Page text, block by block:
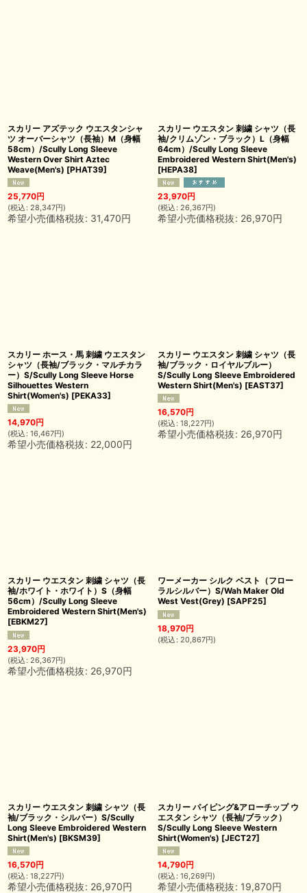
スカリー アズテック ウエスタンシャ
ツ オーバーシャツ（長袖）M（身幅
58cm）/Scully Long Sleeve
Western Over Shirt Aztec
Weave(Men's) [PHAT39]
25,770円
(税込 : 28,347円)
希望小売価格税抜: 31,470円
スカリー ウエスタン 刺繍 シャツ（長
袖/クリムゾン・ブラック）L（身幅
64cm）/Scully Long Sleeve
Embroidered Western Shirt(Men's)
[HEPA38]
23,970円
(税込 : 26,367円)
希望小売価格税抜: 26,970円
スカリー ホース・馬 刺繍 ウエスタン
シャツ（長袖/ブラック・マルチカラ
ー）S/Scully Long Sleeve Horse
Silhouettes Western
Shirt(Women's) [PEKA33]
14,970円
(税込 : 16,467円)
希望小売価格税抜: 22,000円
スカリー ウエスタン 刺繍 シャツ（長
袖/ブラック・ロイヤルブルー）
S/Scully Long Sleeve Embroidered
Western Shirt(Men's) [EAST37]
16,570円
(税込 : 18,227円)
希望小売価格税抜: 26,970円
スカリー ウエスタン 刺繍 シャツ（長
袖/ホワイト・ホワイト）S（身幅
56cm）/Scully Long Sleeve
Embroidered Western Shirt(Men's)
[EBKM27]
23,970円
(税込 : 26,367円)
希望小売価格税抜: 26,970円
ワーメーカー シルク ベスト（フロー
ラルシルバー）S/Wah Maker Old
West Vest(Grey) [SAPF25]
18,970円
(税込 : 20,867円)
スカリー ウエスタン 刺繍 シャツ（長
袖/ブラック・シルバー）S/Scully
Long Sleeve Embroidered Western
Shirt(Men's) [BKSM39]
16,570円
(税込 : 18,227円)
希望小売価格税抜: 26,970円
スカリー パイピング&アローチップ ウ
エスタン シャツ（長袖/ブラック）
S/Scully Long Sleeve Western
Shirt(Women's) [JECT27]
14,790円
(税込 : 16,269円)
希望小売価格税抜: 19,870円